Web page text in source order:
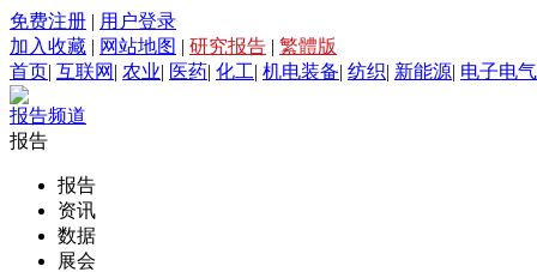
免费注册 | 用户登录
加入收藏 | 网站地图 | 研究报告 | 繁體版
首页| 互联网 | 农业| 医药| 化工| 机电装备| 纺织| 新能源| 电子电气
报告频道
报告
报告
资讯
数据
展会